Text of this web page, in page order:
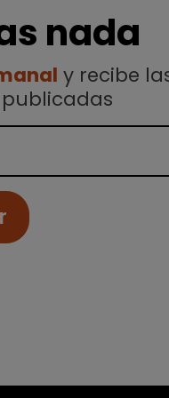
nada
y recibe